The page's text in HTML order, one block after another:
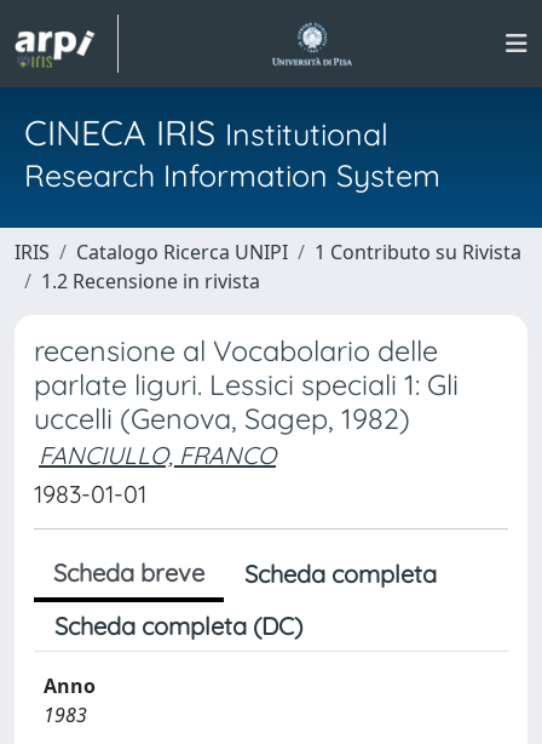
CINECA IRIS Institutional
Research Information System
IRIS Catalogo Ricerca UNIPI
1 Contributo su Rivista
1.2 Recensione in rivista
recensione al Vocabolario delle
parlate liguri. Lessici speciali 1: Gli
uccelli (Genova, Sagep, 1982)
FANCIULLO, FRANCO
1983-01-01
Scheda breve
Scheda completa
Scheda completa (DC)
Anno
1983